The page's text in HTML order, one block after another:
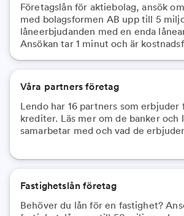
Företagslån för aktiebolag, ansök
med bolagsformen AB upp till 5
låneerbjudanden med en enda
Ansökan tar 1 minut och är
Våra partners företag
Lendo har 16 partners som erbjuder
krediter. Läs mer om de banker och
samarbetar med och vad de
Fastighetslån företag
Behöver du lån för en fastighet?